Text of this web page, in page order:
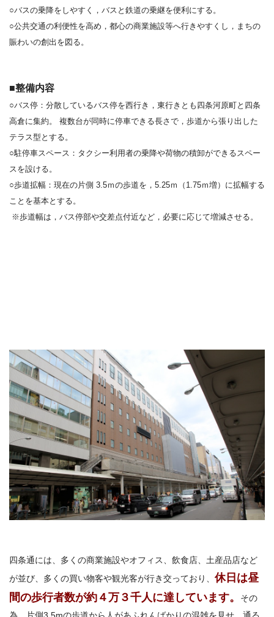
○バスの乗降をしやすく，バスと鉄道の乗継を便利にする。
○公共交通の利便性を高め，都心の商業施設等へ行きやすくし，まちの
賑わいの創出を図る。
■整備内容
○バス停：分散しているバス停を西行き，東行きとも四条河原町と四条
高倉に集約。
複数台が同時に停車できる長さで，歩道から張り出した
テラス型とする。
○駐停車スペース：タクシー利用者の乗降や荷物の積卸ができるスペー
スを設ける。
○歩道拡幅：現在の片側 3.5ｍの歩道を，5.25ｍ（1.75ｍ増）に拡幅する
ことを基本とする。
※歩道幅は，バス停部や交差点付近など，必要に応じて増減させる。
四条通には、多くの商業施設やオフィス、飲食店、土産品店など
が並び、多くの買い物客や観光客が行き交っており、 休日は昼
間の歩行者数が約４万３千人に達しています。
その